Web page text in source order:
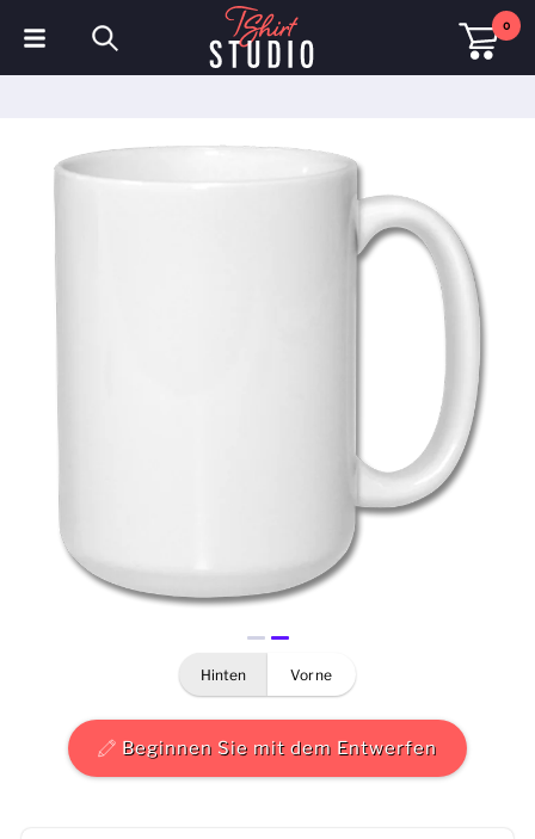
0
Warnschutzkleidung
Herren
Baby
hinten vorne
Beginnen Sie mit dem Entwerfen